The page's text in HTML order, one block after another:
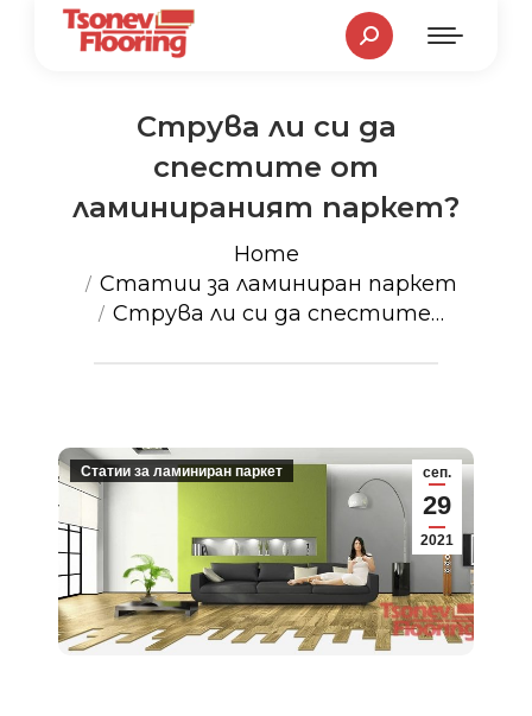
Search:
Струва ли си да
спестите от
ламинираният паркет?
Home
Статии за ламиниран паркет
Струва ли си да спестите…
сеп.
29
2021
Статии за ламиниран паркет